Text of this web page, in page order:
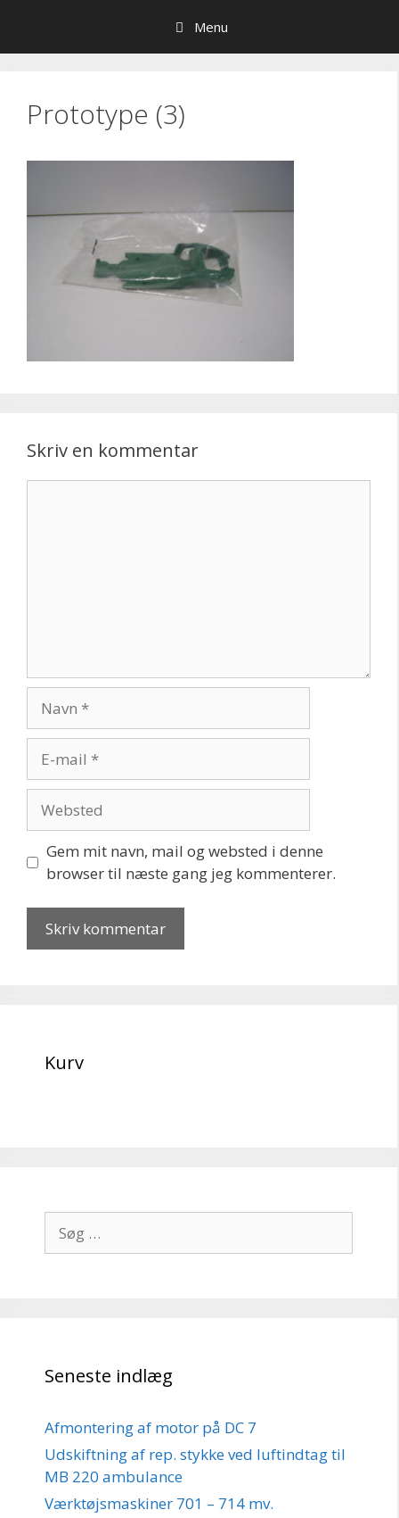
indhold
Menu
Prototype (3)
Skriv en kommentar
mail
Gem mit navn, mail og websted i denne
browser til næste gang jeg kommenterer.
Kurv
efter:
Seneste indlæg
Afmontering af motor på DC 7
Udskiftning af rep. stykke ved luftindtag til
MB 220 ambulance
Værktøjsmaskiner 701 – 714 mv.